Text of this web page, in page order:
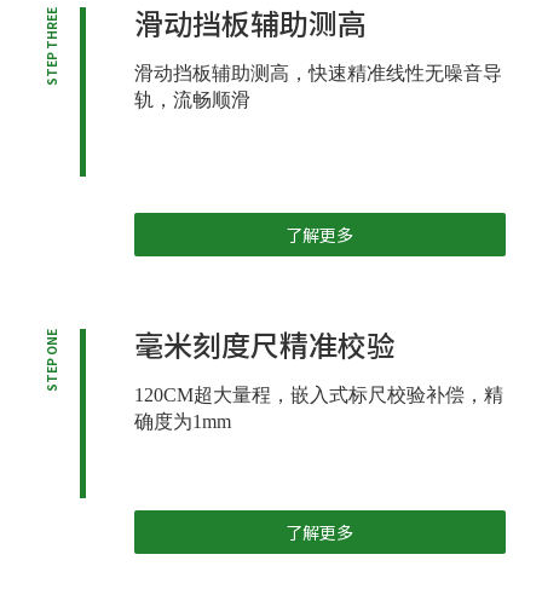
STEP THREE 滑动挡板辅助测高
滑动挡板辅助测高，快速精准线性无噪音导
轨，流畅顺滑
了解更多
STEP ONE 毫米刻度尺精准校验
120CM超大量程，嵌入式标尺校验补偿，精
确度为1mm
了解更多